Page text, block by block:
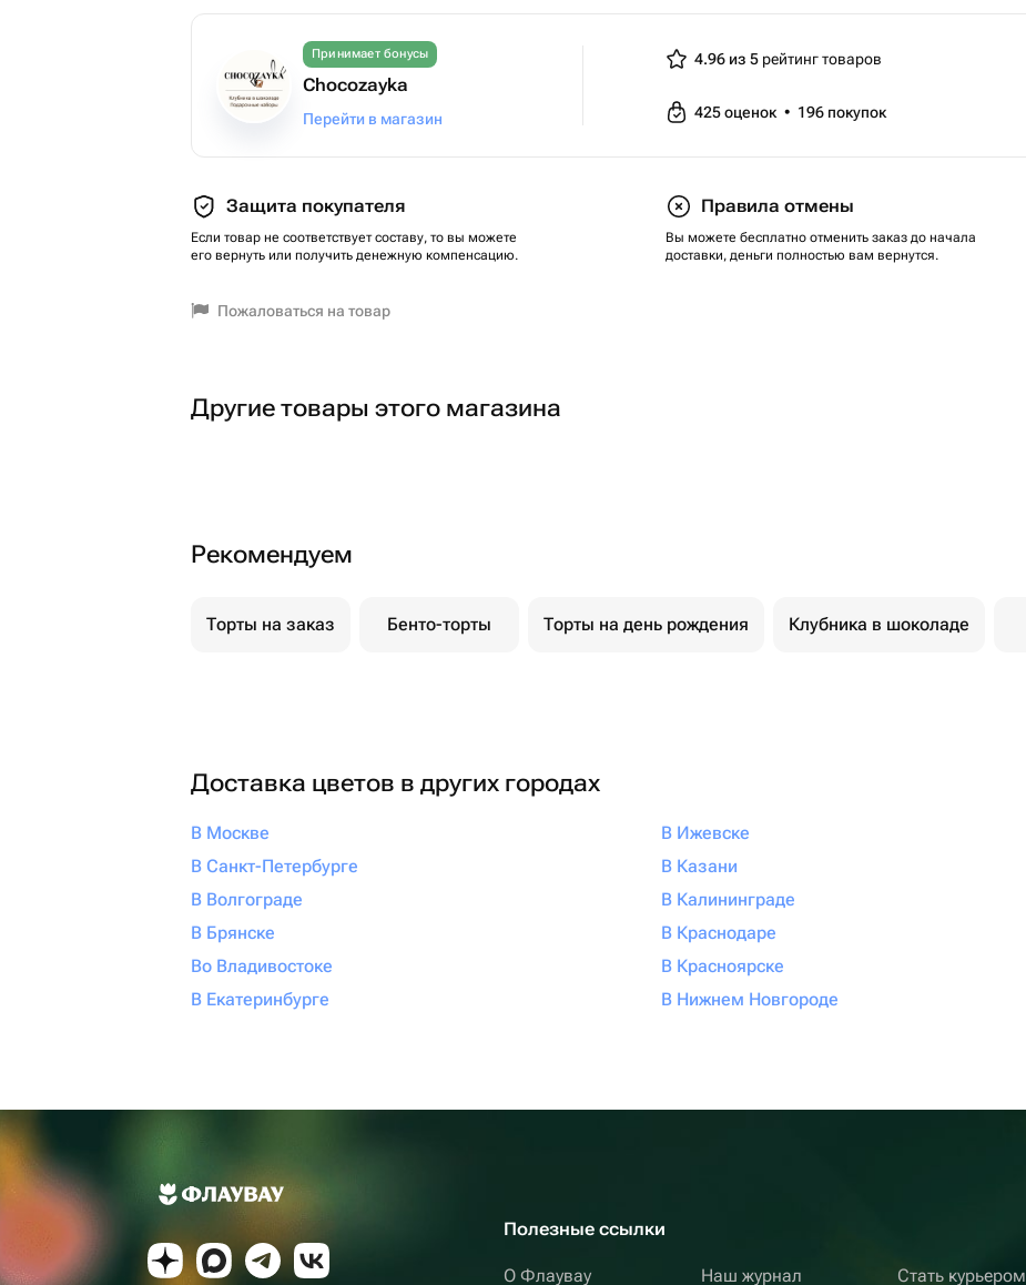
Принимает бонусы
Chocozayka
Перейти в магазин
4.96 из 5 рейтинг товаров
425оценок • 196 покупок
Защита покупателя
Если товар не соответствует составу, то вы можете
его вернуть или получить денежную компенсацию.
Правила отмены
Вы можете бесплатно отменить заказ до начала
доставки, деньги полностью вам вернутся.
Пожаловаться на товар
Другие товары этого магазина
Рекомендуем
Торты на заказ Бенто-торты Торты на день рождения Клубника в шоколаде
Доставка цветов в других городах
В Москве
В Санкт-Петербурге
В Волгограде
В Брянске
Во Владивостоке
В Екатеринбурге
В Ижевске
В Казани
В Калининграде
В Краснодаре
В Красноярске
В Нижнем Новгороде
Полезные ссылки
О Флаувау Наш журнал Стать курьером